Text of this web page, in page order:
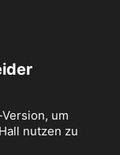
um
nutzen zu